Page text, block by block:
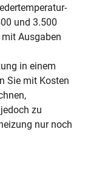
und 3.500
Ausgaben
in einem
Sie mit Kosten
zu
nur noch